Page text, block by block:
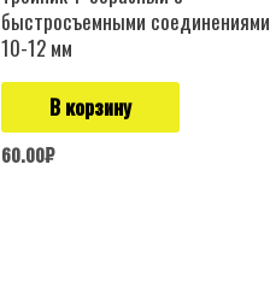
быстросъемными соединениями
10-12 мм
В корзину
60.00₽